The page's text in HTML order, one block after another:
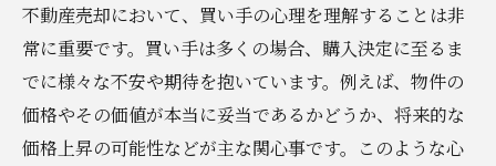
不動産売却において、買い手の心理を理解することは非
常に重要です。買い手は多くの場合、購入決定に至るま
でに様々な不安や期待を抱いています。例えば、物件の
価格やその価値が本当に妥当であるかどうか、将来的な
価格上昇の可能性などが主な関心事です。このような心